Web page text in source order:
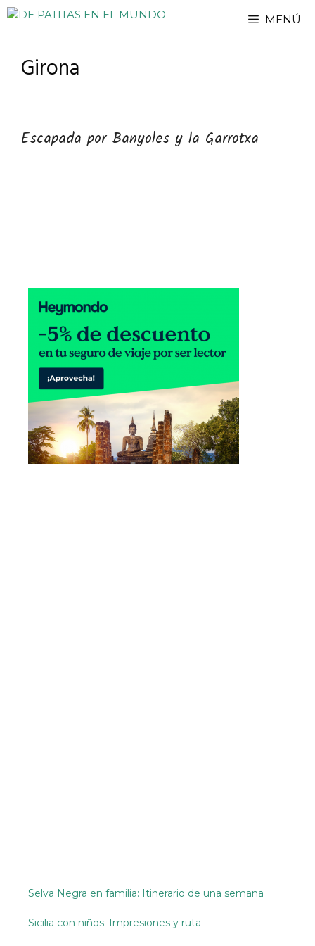
Saltar
MENÚ
Girona
Escapada por Banyoles y la Garrotxa
Selva Negra en familia: Itinerario de una semana
Sicilia con niños: Impresiones y ruta